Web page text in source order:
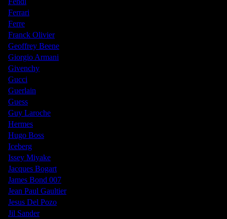
Ferrari
Ferre
Franck Olivier
Geoffrey Beene
Giorgio Armani
Givenchy
Gucci
Guerlain
Guess
Guy Laroche
Hermes
Hugo Boss
Iceberg
Issey Miyake
Jacques Bogart
James Bond 007
Jean Paul Gaultier
Jesus Del Pozo
Jil Sander